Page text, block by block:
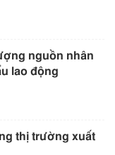
nguồn nhân
lao động
thị trường xuất